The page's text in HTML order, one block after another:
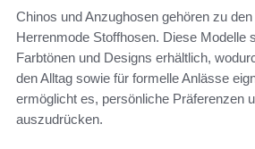
Chinos und Anzughosen gehören zu
Herrenmode Stoffhosen. Diese Modelle
Farbtönen und Designs erhältlich,
den Alltag sowie für formelle Anlässe
ermöglicht es, persönliche Präferenzen
auszudrücken.